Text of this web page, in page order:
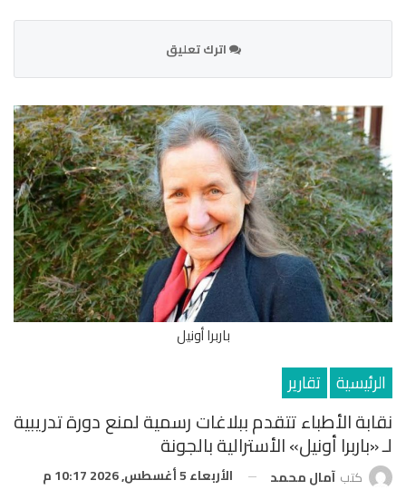
اترك تعليق
باربرا أونيل
الرئيسية تقارير
نقابة الأطباء تتقدم ببلاغات رسمية لمنع دورة تدريبية
لـ «باربرا أونيل» الأسترالية بالجونة
كتب آمال محمد الأربعاء 5 أغسطس, 2026 10:17 م